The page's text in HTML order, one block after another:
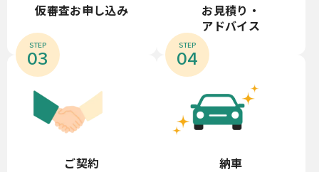
仮審査お申し込み
お見積り・
アドバイス
STEP
03
ご契約
STEP
04
納車